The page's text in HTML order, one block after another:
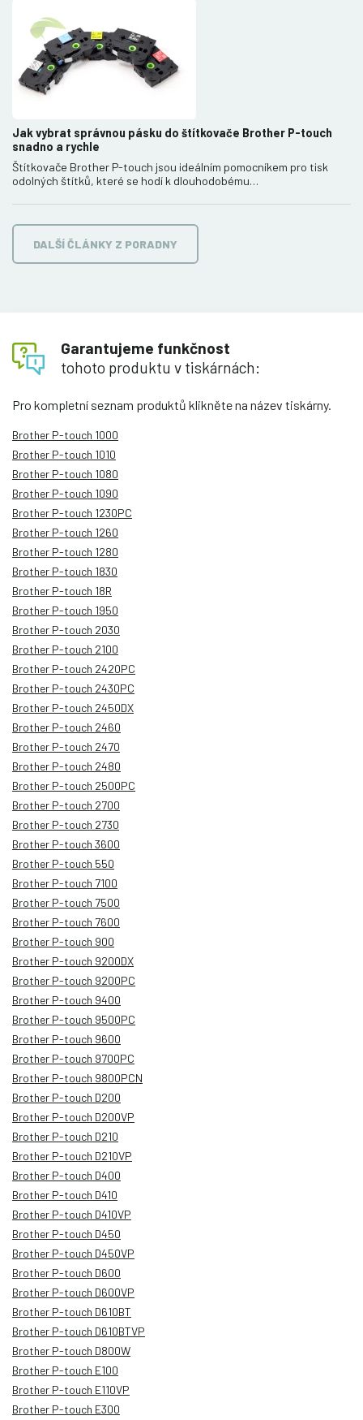
Jak vybrat správnou pásku do štítkovače Brother P-touch
snadno a rychle
Štítkovače Brother P-touch jsou ideálním pomocníkem pro tisk
odolných štítků, které se hodí k dlouhodobému…
DALŠÍ ČLÁNKY Z PORADNY
Garantujeme funkčnost
tohoto produktu v tiskárnách:
Pro kompletní seznam produktů klikněte na název tiskárny.
Brother P-touch 1000
Brother P-touch 1010
Brother P-touch 1080
Brother P-touch 1090
Brother P-touch 1230PC
Brother P-touch 1260
Brother P-touch 1280
Brother P-touch 1830
Brother P-touch 18R
Brother P-touch 1950
Brother P-touch 2030
Brother P-touch 2100
Brother P-touch 2420PC
Brother P-touch 2430PC
Brother P-touch 2450DX
Brother P-touch 2460
Brother P-touch 2470
Brother P-touch 2480
Brother P-touch 2500PC
Brother P-touch 2700
Brother P-touch 2730
Brother P-touch 3600
Brother P-touch 550
Brother P-touch 7100
Brother P-touch 7500
Brother P-touch 7600
Brother P-touch 900
Brother P-touch 9200DX
Brother P-touch 9200PC
Brother P-touch 9400
Brother P-touch 9500PC
Brother P-touch 9600
Brother P-touch 9700PC
Brother P-touch 9800PCN
Brother P-touch D200
Brother P-touch D200VP
Brother P-touch D210
Brother P-touch D210VP
Brother P-touch D400
Brother P-touch D410
Brother P-touch D410VP
Brother P-touch D450
Brother P-touch D450VP
Brother P-touch D600
Brother P-touch D600VP
Brother P-touch D610BT
Brother P-touch D610BTVP
Brother P-touch D800W
Brother P-touch E100
Brother P-touch E110VP
Brother P-touch E300